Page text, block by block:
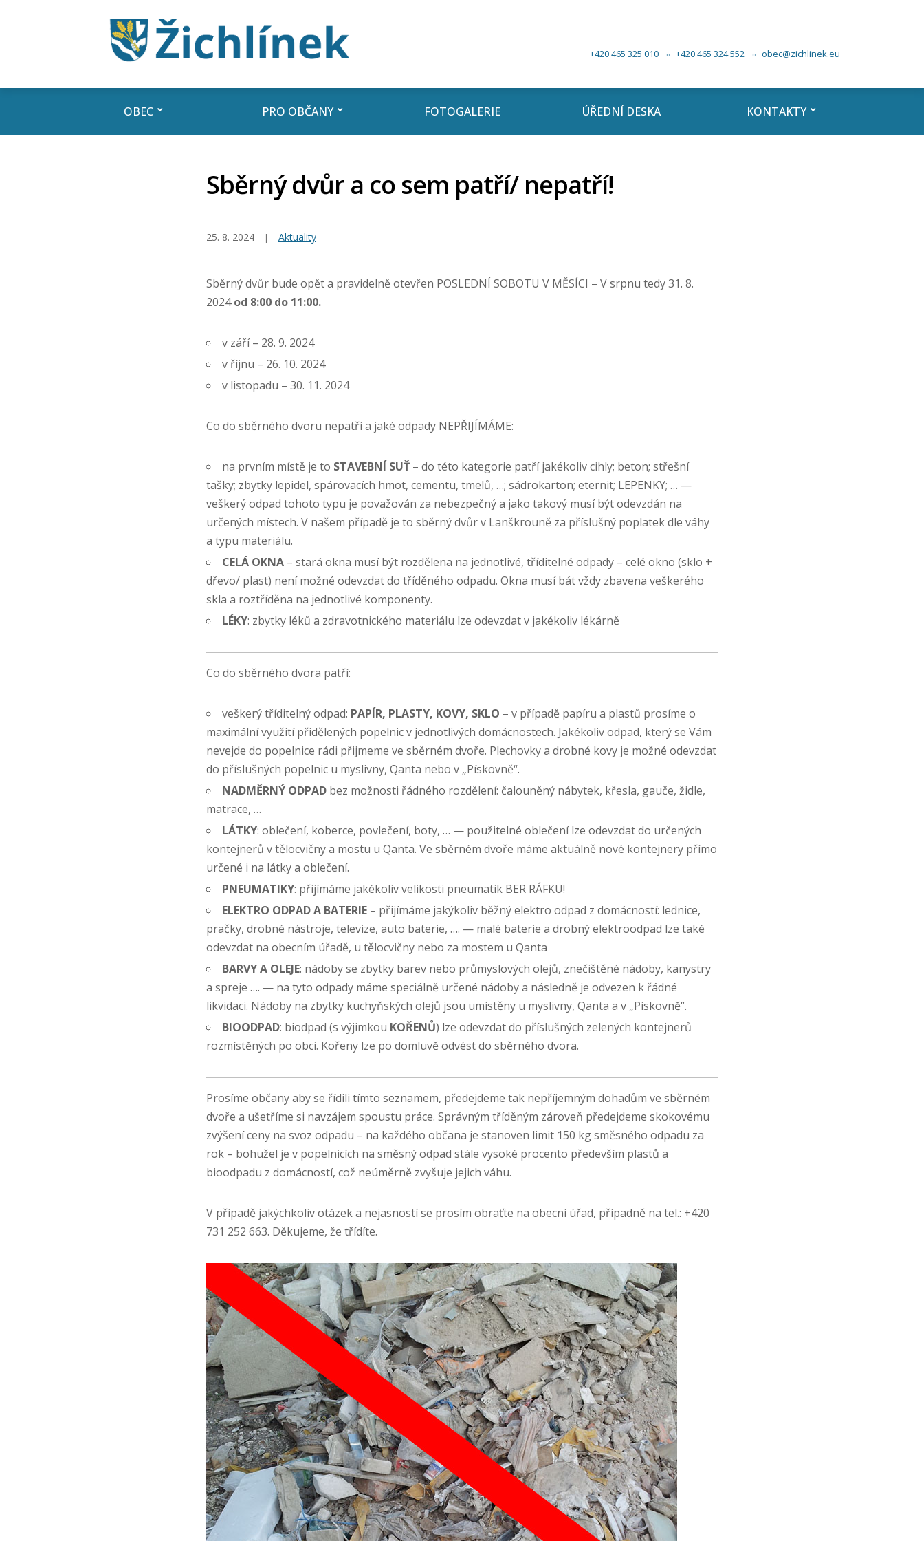
+420 465 325 010 +420 465 324 552 obec@zichlinek.eu
OBEC PRO OBČANY FOTOGALERIE ÚŘEDNÍ DESKA KONTAKTY
Sběrný dvůr a co sem patří/ nepatří!
25. 8. 2024 Aktuality
Sběrný dvůr bude opět a pravidelně otevřen POSLEDNÍ SOBOTU V MĚSÍCI – V srpnu tedy 31. 8.
2024od 8:00 do 11:00.
v září – 28. 9. 2024
v říjnu – 26. 10. 2024
v listopadu – 30. 11. 2024
Co do sběrného dvoru nepatří a jaké odpady NEPŘIJÍMÁME:
na prvním místě je to STAVEBNÍ SUŤ – do této kategorie patří jakékoliv cihly; beton; střešní
tašky; zbytky lepidel, spárovacích hmot, cementu, tmelů, …; sádrokarton; eternit; LEPENKY; … —
veškerý odpad tohoto typu je považován za nebezpečný a jako takový musí být odevzdán na
určených místech. V našem případě je to sběrný dvůr v Lanškrouně za příslušný poplatek dle váhy
a typu materiálu.
CELÁ OKNA – stará okna musí být rozdělena na jednotlivé, tříditelné odpady – celé okno (sklo +
dřevo/ plast) není možné odevzdat do tříděného odpadu. Okna musí bát vždy zbavena veškerého
skla a roztříděna na jednotlivé komponenty.
LÉKY: zbytky léků a zdravotnického materiálu lze odevzdat v jakékoliv lékárně
Co do sběrného dvora patří:
veškerý tříditelný odpad: PAPÍR, PLASTY, KOVY, SKLO – v případě papíru a plastů prosíme o
maximální využití přidělených popelnic v jednotlivých domácnostech. Jakékoliv odpad, který se Vám
nevejde do popelnice rádi přijmeme ve sběrném dvoře. Plechovky a drobné kovy je možné odevzdat
do příslušných popelnic u myslivny, Qanta nebo v „Pískovně“.
NADMĚRNÝ ODPAD bez možnosti řádného rozdělení: čalouněný nábytek, křesla, gauče, židle,
matrace, …
LÁTKY: oblečení, koberce, povlečení, boty, … — použitelné oblečení lze odevzdat do určených
kontejnerů v tělocvičny a mostu u Qanta. Ve sběrném dvoře máme aktuálně nové kontejnery přímo
určené i na látky a oblečení.
PNEUMATIKY: přijímáme jakékoliv velikosti pneumatik BER RÁFKU!
ELEKTRO ODPADA BATERIE – přijímáme jakýkoliv běžný elektro odpad z domácností: lednice,
pračky, drobné nástroje, televize, auto baterie, …. — malé baterie a drobný elektroodpad lze také
odevzdat na obecním úřadě, u tělocvičny nebo za mostem u Qanta
BARVY A OLEJE: nádoby se zbytky barev nebo průmyslových olejů, znečištěné nádoby, kanystry
a spreje …. — na tyto odpady máme speciálně určené nádoby a následně je odvezen k řádné
likvidaci. Nádoby na zbytky kuchyňských olejů jsou umístěny u myslivny, Qanta a v „Pískovně“.
BIOODPAD: biodpad (s výjimkou KOŘENŮ) lze odevzdat do příslušných zelených kontejnerů
rozmístěných po obci. Kořeny lze po domluvě odvést do sběrného dvora.
Prosíme občany aby se řídili tímto seznamem, předejdeme tak nepříjemným dohadům ve sběrném
dvoře a ušetříme si navzájem spoustu práce. Správným tříděným zároveň předejdeme skokovému
zvýšení ceny na svoz odpadu – na každého občana je stanoven limit 150 kg směsného odpadu za
rok – bohužel je v popelnicích na směsný odpad stále vysoké procento především plastů a
bioodpadu z domácností, což neúměrně zvyšuje jejich váhu.
V případě jakýchkoliv otázek a nejasností se prosím obraťte na obecní úřad, případně na tel.: +420
731 252 663. Děkujeme, že třídíte.